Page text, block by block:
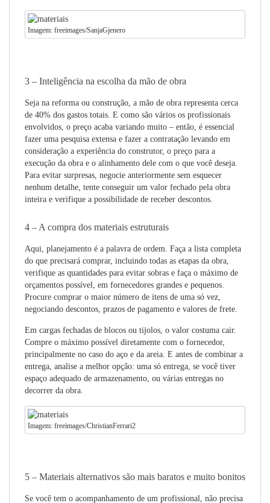
Imagem: freeimages/SanjaGjenero
3 – Inteligência na escolha da mão de obra
Seja na reforma ou construção, a mão de obra representa cerca
de 40% dos gastos totais. E como são vários os profissionais
envolvidos, o preço acaba variando muito – então, é essencial
fazer uma pesquisa extensa e fazer a contratação levando em
consideração a experiência do construtor, o preço para a
execução da obra e o alinhamento dele com o que você deseja.
Para evitar surpresas, negocie anteriormente sem esquecer
nenhum detalhe, tente conseguir um valor fechado pela obra
inteira e verifique a possibilidade de receber descontos.
4 – A compra dos materiais estruturais
Aqui, planejamento é a palavra de ordem. Faça a lista completa
do que precisará comprar, incluindo todas as etapas da obra,
verifique as quantidades para evitar sobras e faça o máximo de
orçamentos possível, em fornecedores grandes e pequenos.
Procure comprar o maior número de itens de uma só vez,
negociando descontos, prazos de pagamento e valores de frete.
Em cargas fechadas de blocos ou tijolos, o valor costuma cair.
Compre o máximo possível diretamente com o fornecedor,
principalmente no caso do aço e da areia. E antes de combinar a
entrega, analise a melhor opção: uma só entrega, se você tiver
espaço adequado de armazenamento, ou várias entregas no
decorrer da obra.
Imagem: freeimages/ChristianFerrari2
5 – Materiais alternativos são mais baratos e muito bonitos
Se você tem o acompanhamento de um profissional, não precisa